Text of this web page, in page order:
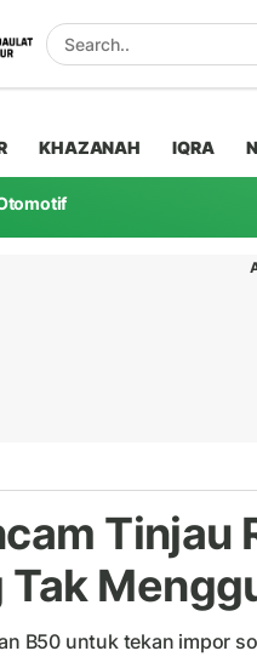
KHAZANAH IQRA
Tinjau
B50 untuk tekan impor